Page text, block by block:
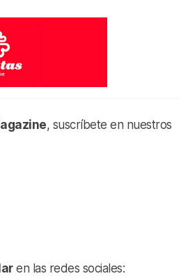
, suscríbete en nuestros
en las redes sociales: